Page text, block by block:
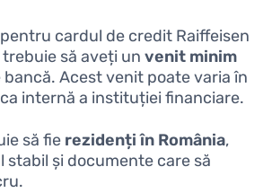
cardul de credit Raiffeisen
să aveți un venit minim
Acest venit poate varia în
internă a instituției financiare.
să fie rezidenți în România,
stabil și documente care să